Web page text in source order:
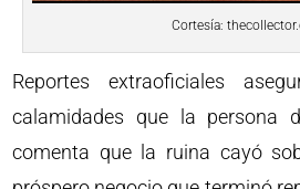
Cortesía:
Reportes extraoficiales
calamidades que la persona
comenta que la ruina cayó